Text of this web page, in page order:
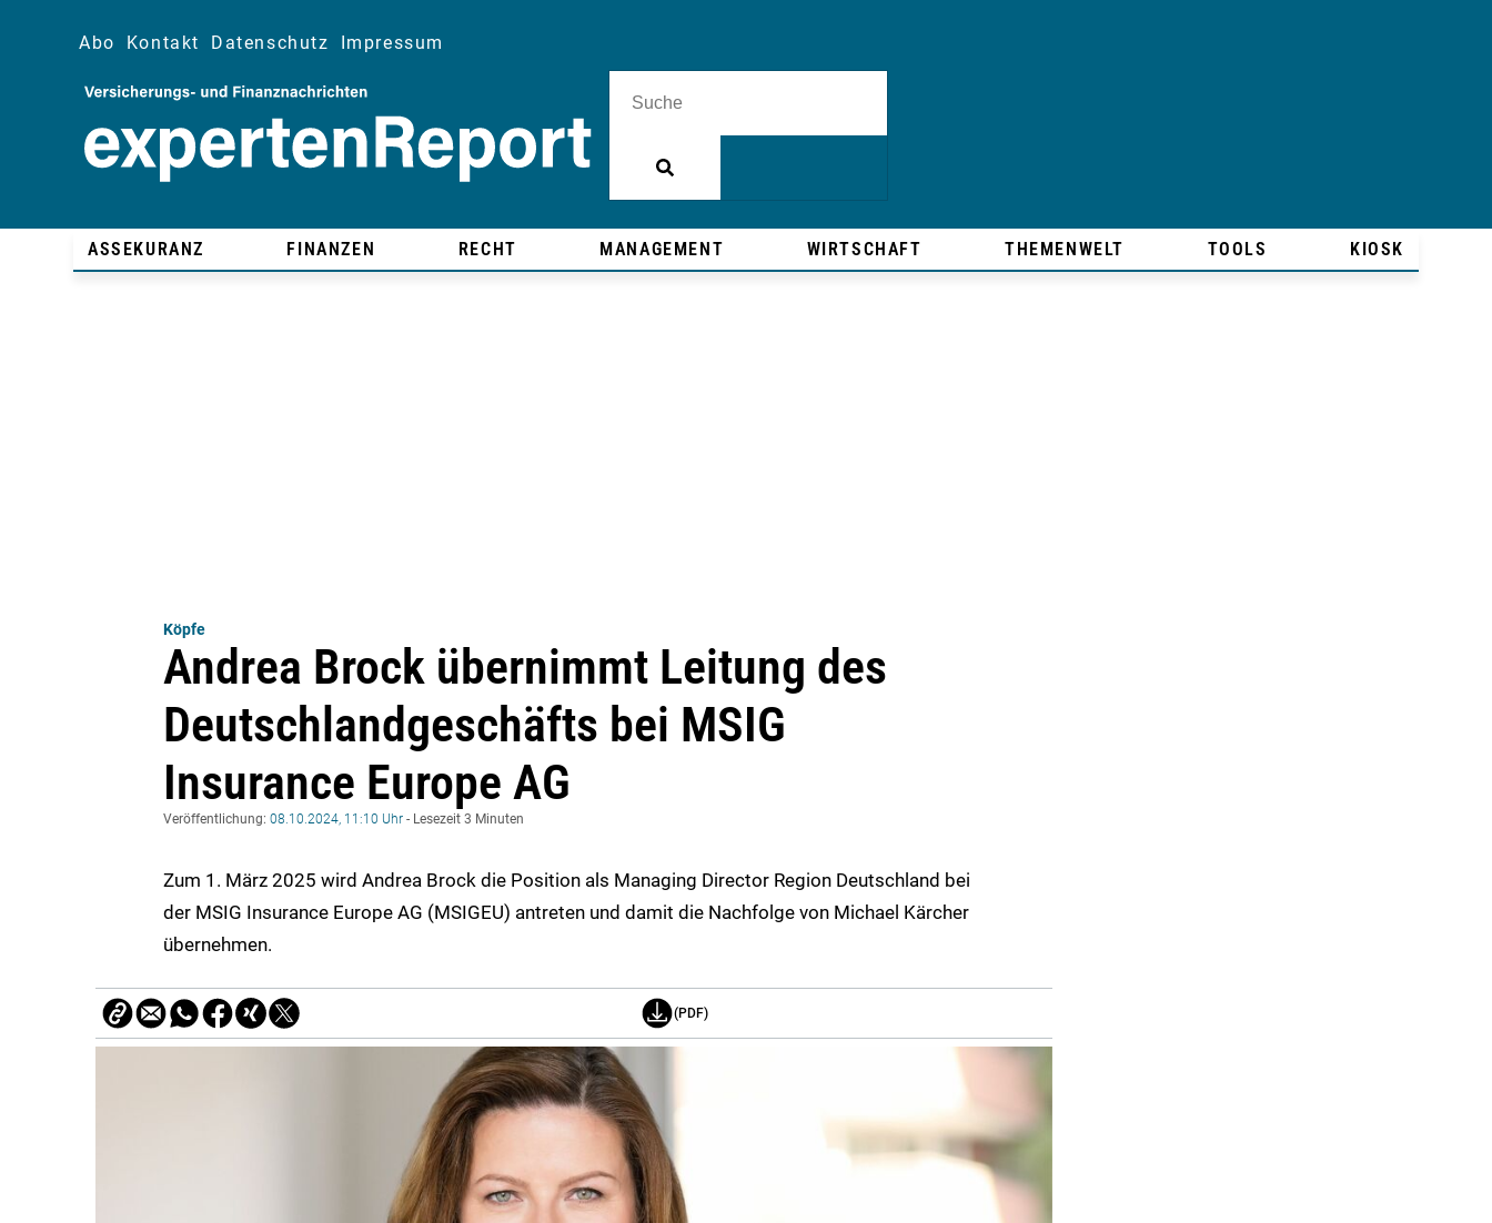
Abo Kontakt Datenschutz Impressum
ASSEKURANZ FINANZEN RECHT MANAGEMENT WIRTSCHAFT THEMENWELT TOOLS KIOSK
Köpfe
Andrea Brock übernimmt Leitung des
Deutschlandgeschäfts bei MSIG
Insurance Europe AG
Veröffentlichung: 08.10.2024, 11:10 Uhr - Lesezeit 3 Minuten
Zum 1. März 2025 wird Andrea Brock die Position als Managing Director Region Deutschland bei
der MSIG Insurance Europe AG (MSIGEU) antreten und damit die Nachfolge von Michael Kärcher
übernehmen.
(PDF)